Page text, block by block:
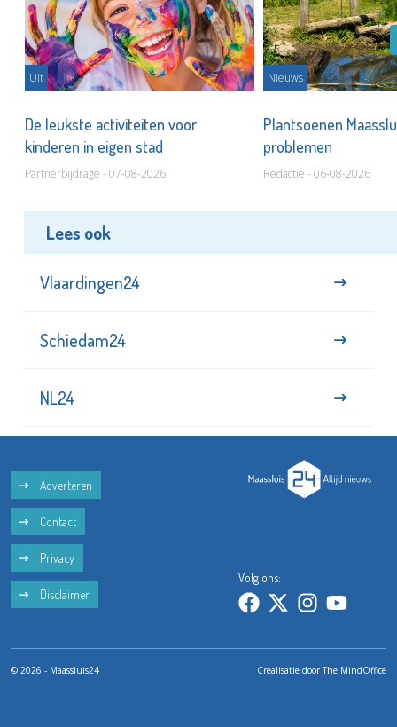
Uit
De leukste activiteiten voor
kinderen in eigen stad
Partnerbijdrage - 07-08-2026
Nieuws
Plantsoenen
problemen
Redactie - 06-08-2026
Lees ook
Vlaardingen24
Schiedam24
NL24
Adverteren
Contact
Privacy
Disclaimer
Volg ons:
© 2026 - Maassluis24 Crealisatie doorThe MindOffice